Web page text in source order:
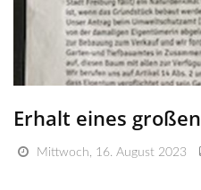
Erhalt eines
Mittwoch, 16. August 2023